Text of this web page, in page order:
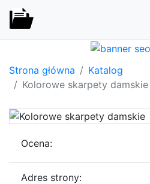
Strona główna
Katalog
Kolorowe skarpety damskie
Ocena:
Adres strony: